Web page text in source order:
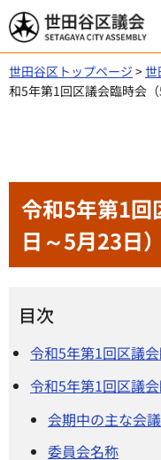
世田谷区議会
世田谷区トップページ >世
和5年第1回区議会臨時会
令和5年第1回
日～5月23日
目次
令和5年第1回区議
令和5年第1回区議
会期中の主な会
委員会名称